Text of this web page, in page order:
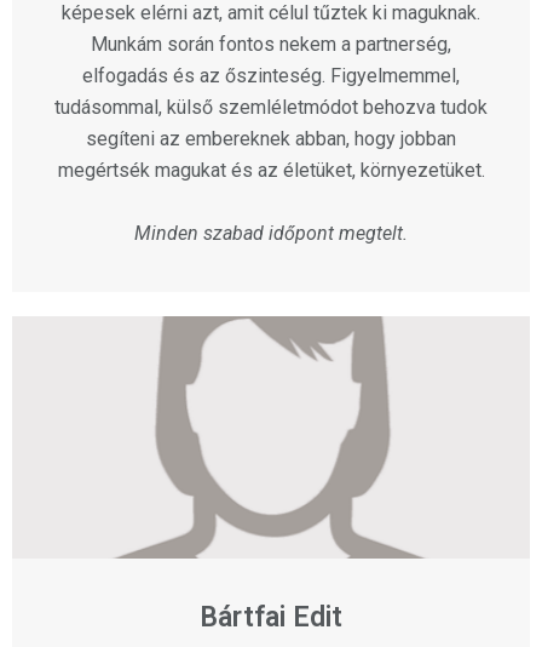
képesek elérni azt, amit célul tűztek ki maguknak.
Munkám során fontos nekem a partnerség,
elfogadás és az őszinteség. Figyelmemmel,
tudásommal, külső szemléletmódot behozva tudok
segíteni az embereknek abban, hogy jobban
megértsék magukat és az életüket, környezetüket.
Minden szabad időpont megtelt.
Bártfai Edit